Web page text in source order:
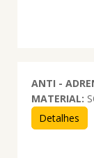
ANTI -
MATERIAL:
Detalhes